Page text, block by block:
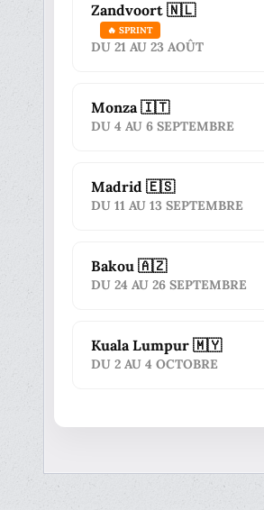
Zandvoort 🇳🇱
🔥 SPRINT
DU 21 AU 23 AOÛT
Monza 🇮🇹
DU 4 AU 6 SEPTEMBRE
Madrid 🇪🇸
DU 11 AU 13 SEPTEMBRE
Bakou 🇦🇿
DU 24 AU 26 SEPTEMBRE
Kuala Lumpur 🇲🇾
DU 2 AU 4 OCTOBRE